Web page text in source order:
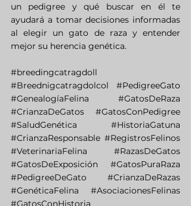
un pedigree y qué buscar en él te
ayudará a tomar decisiones informadas
al elegir un gato de raza y entender
mejor su herencia genética.
#breedingcatragdoll
#Breednigcatragdolcol
#PedigreeGato
#GenealogíaFelina
#GatosDeRaza
#CrianzaDeGatos
#GatosConPedigree
#SaludGenética
#HistoriaGatuna
#CrianzaResponsable #RegistrosFelinos
#VeterinariaFelina
#RazasDeGatos
#GatosDeExposición
#GatosPuraRaza
#PedigreeDeGato
#CrianzaDeRazas
#GenéticaFelina
#AsociacionesFelinas
#GatosConHistoria